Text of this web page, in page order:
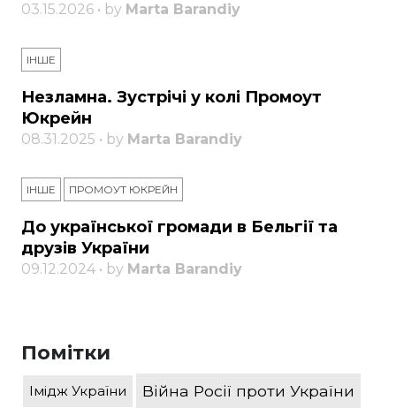
03.15.2026 • by Marta Barandiy
ІНШЕ
Незламна. Зустрічі у колі Промоут
Юкрейн
08.31.2025 • by Marta Barandiy
ІНШЕ ПРОМОУТ ЮКРЕЙН
До української громади в Бельгії та
друзів України
09.12.2024 • by Marta Barandiy
Помітки
Імідж України Війна Росії проти України